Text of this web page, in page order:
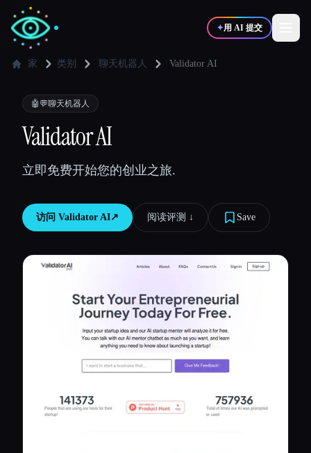
✦用 AI 提交
✍️写作者
💻
家 类别 聊天机器人 Validator AI
🤖💬聊天机器人
Validator AI
立即免费开始您的创业之旅.
访问 Validator AI↗︎ 阅读评测 ↓︎ Save